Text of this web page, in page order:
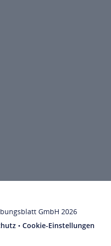
GmbH 2026
• Cookie-Einstellungen